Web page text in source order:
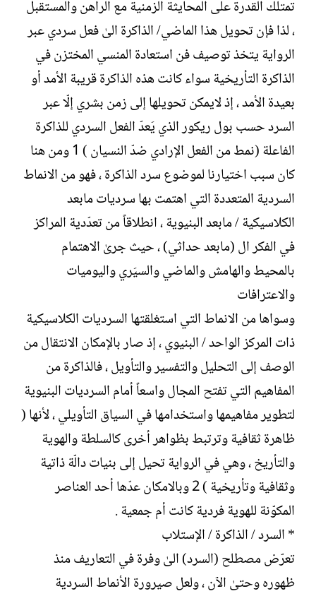
تمتلك القدرة على المحايثة الزمنية مع الراهن والمستقبل
، لذا فإن تحويل هذا الماضي/ الذاكرة الىٰ فعل سردي عبر
الرواية يتخذ توصيف فن استعادة المنسي المختزن في
الذاكرة التأريخية سواء كانت هذه الذاكرة قريبة الأمد أو
بعيدة الأمد ، إذ لايمكن تحويلها إلى زمن بشري إلّا عبر
السرد حسب بول ريكور الذي يَعدّ الفعل السردي للذاكرة
الفاعلة (نمط من الفعل الإرادي ضدّ النسيان ) 1 ومن هنا
كان سبب اختيارنا لموضوع سرد الذاكرة ، فهو من الانماط
السردية المتعددة التي اهتمت بها سرديات مابعد
الكلاسيكية / مابعد البنيوية ، انطلاقاً من تعدّدية المراكز
في الفكر ال (مابعد حداثي) ، حيث جرىٰ الاهتمام
بالمحيط والهامش والماضي والسيَري واليوميات
والاعترافات
وسواها من الانماط التي استغلقتها السرديات الكلاسيكية
ذات المركز الواحد / البنيوي ، إذ صار بالإمكان الانتقال من
الوصف إلى التحليل والتفسير والتأويل ، فالذاكرة من
المفاهيم التي تفتح المجال واسعاً أمام السرديات البنيوية
لتطوير مفاهيمها واستخدامها في السياق التأويلي ، لأنها (
ظاهرة ثقافية وترتبط بظواهر أخرى كالسلطة والهوية
والتأريخ ، وهي في الرواية تحيل إلى بنيات دالّة ذاتية
وثقافية وتأريخية ) 2 وبالامكان عدّها أحد العناصر
المكوّنة للهوية فردية كانت أم جمعية .
* السرد / الذاكرة / الإستلاب
تعرّض مصطلح (السرد) الىٰ وفرة في التعاريف منذ
ظهوره وحتىٰ الٱن ، ولعل صيرورة الأنماط السردية